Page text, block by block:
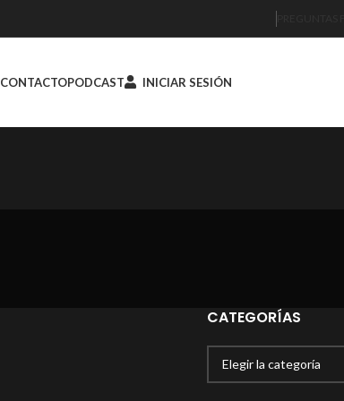
CONTACTOPODCAST INICIAR SESIÓN
CATEGORÍAS